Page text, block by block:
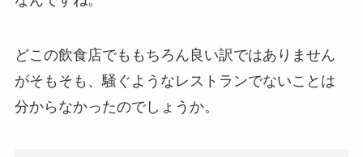
どこの飲食店でももちろん良い訳ではありません
がそもそも、騒ぐようなレストランでないことは
分からなかったのでしょうか。